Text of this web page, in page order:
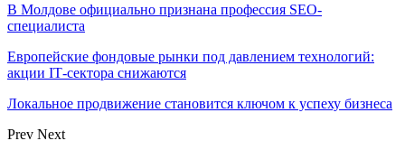
В Молдове официально признана профессия SEO-
специалиста
Европейские фондовые рынки под давлением технологий:
акции IT‑сектора снижаются
Локальное продвижение становится ключом к успеху бизнеса
Prev Next